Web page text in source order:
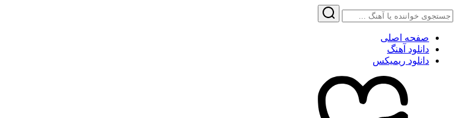
صفحه اصلی
دانلود آهنگ
دانلود ریمیکس